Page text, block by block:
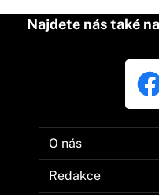
Najdete nás také
O nás
Redakce